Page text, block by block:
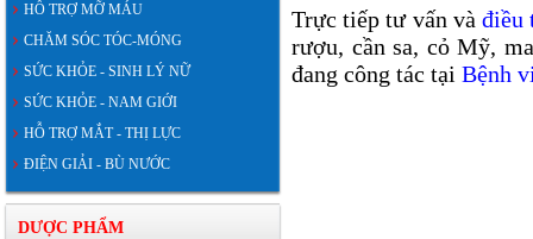
HỖ TRỢ MỠ MÁU
CHĂM SÓC TÓC-MÓNG
SỨC KHỎE - SINH LÝ NỮ
SỨC KHỎE - NAM GIỚI
HỖ TRỢ MẮT - THỊ LỰC
ĐIỆN GIẢI - BÙ NƯỚC
DƯỢC PHẨM
Trực tiếp tư vấn vàđiều
rượu, cần sa, cỏ Mỹ,
đang công tác tại Bệnh